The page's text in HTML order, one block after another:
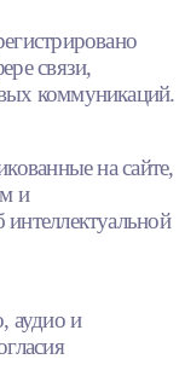
связи,
коммуникаций.
на сайте,
и
аудио и